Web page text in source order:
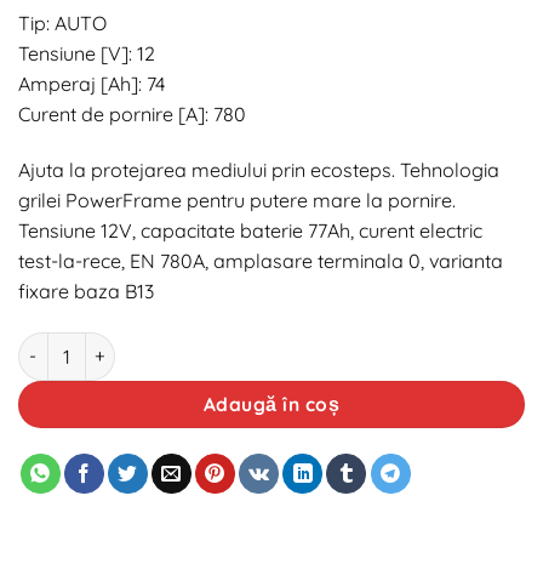
Tip: AUTO
Tensiune [V]: 12
Amperaj [Ah]: 74
Curent de pornire [A]: 780
Ajuta la protejarea mediului prin ecosteps. Tehnologia
grilei PowerFrame pentru putere mare la pornire.
Tensiune 12V, capacitate baterie 77Ah, curent electric
test-la-rece, EN 780A, amplasare terminala 0, varianta
fixare baza B13
Cantitate Baterie auto VARTA E44 Silver Dynamic 12V 74AH
Adaugă în coș